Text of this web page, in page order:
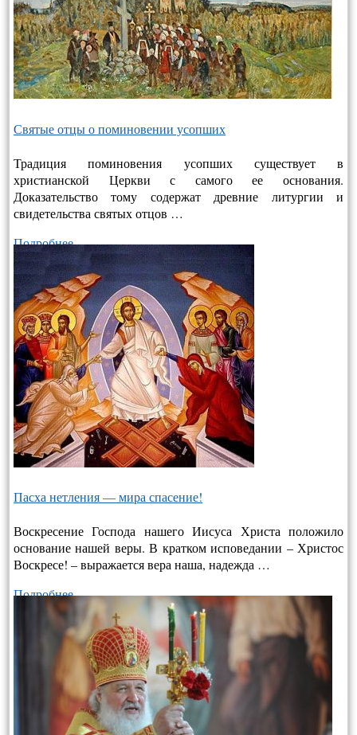
Святые отцы о поминовении усопших
Традиция поминовения усопших существует в
христианской Церкви с самого ее основания.
Доказательство тому содержат древние литургии и
свидетельства святых отцов …
Подробнее…
Пасха нетления — мира спасение!
Воскресение Господа нашего Иисуса Христа положило
основание нашей веры. В кратком исповедании – Христос
Воскресе! – выража­ется вера наша, надежда …
Подробнее…